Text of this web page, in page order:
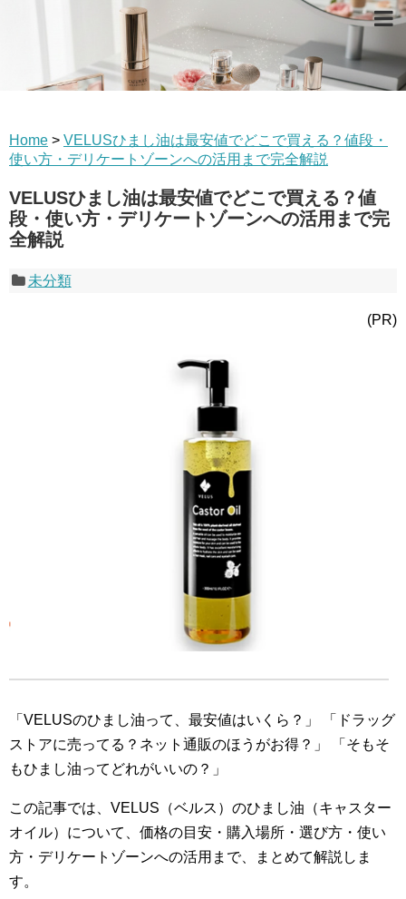
Home > VELUSひまし油は最安値でどこで買える？値段・
使い方・デリケートゾーンへの活用まで完全解説
VELUSひまし油は最安値でどこで買える？値
段・使い方・デリケートゾーンへの活用まで完
全解説
未分類
(PR)
「VELUSのひまし油って、最安値はいくら？」 「ドラッグ
ストアに売ってる？ネット通販のほうがお得？」 「そもそ
もひまし油ってどれがいいの？」
この記事では、VELUS（ベルス）のひまし油（キャスター
オイル）について、価格の目安・購入場所・選び方・使い
方・デリケートゾーンへの活用まで、まとめて解説しま
す。